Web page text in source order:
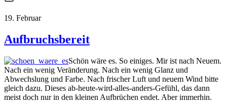
19. Februar
Aufbruchsbereit
Schön wäre es. So einiges. Mir ist nach Neuem.
Nach ein wenig Veränderung. Nach ein wenig Glanz und
Abwechslung und Farbe. Nach frischer Luft und neuem Wind bitte
gleich dazu. Dieses ab-heute-wird-alles-anders-Gefühl, das dann
meist doch nur in den kleinen Aufbrüchen endet. Aber immerhin.